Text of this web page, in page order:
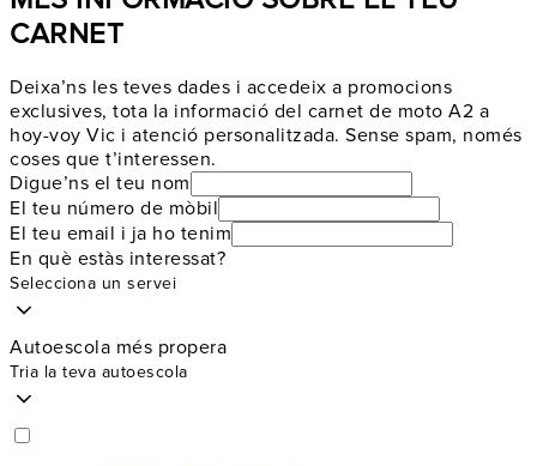
CARNET
Deixa’ns les teves dades i accedeix a promocions
exclusives, tota la informació del carnet de moto A2 a
hoy-voy Vic i atenció personalitzada. Sense spam, només
coses que t’interessen.
Digue’ns el teu nom
El teu número de mòbil
El teu email i ja ho tenim
En què estàs interessat?
Selecciona un servei
Autoescola més propera
Tria la teva autoescola